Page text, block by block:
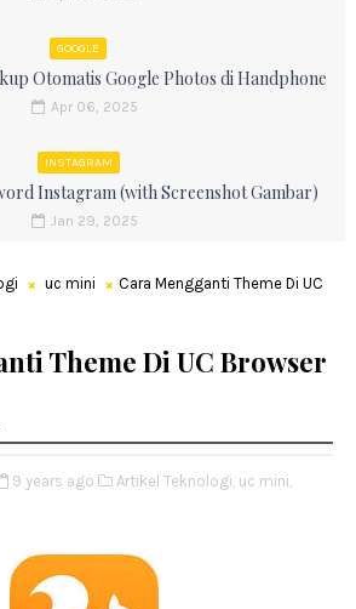
GOOGLE
Otomatis Google Photos di Handphone
Apr 06, 2025
INSTAGRAM
Instagram (with Screenshot Gambar)
Jan 29, 2025
uc mini
Cara Mengganti Theme Di UC
Theme Di UC Browser
9 years ago Artikel Teknologi, uc mini,